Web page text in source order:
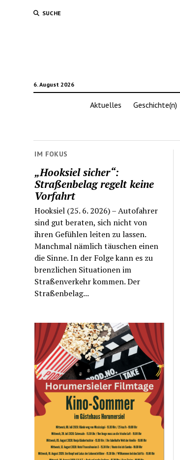
SUCHE
6. August 2026
Aktuelles Geschichte(n)
IM FOKUS
„Hooksiel sicher“:
Straßenbelag regelt keine
Vorfahrt
Hooksiel (25. 6. 2026) – Autofahrer
sind gut beraten, sich nicht von
ihren Gefühlen leiten zu lassen.
Manchmal nämlich täuschen einen
die Sinne. In der Folge kann es zu
brenzlichen Situationen im
Straßenverkehr kommen. Der
Straßenbelag...